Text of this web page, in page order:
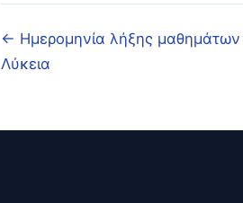
← Ημερομηνία λήξης μαθημάτων
Λύκεια